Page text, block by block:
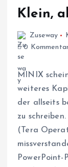
Klein,
Zuseway
0
MINIX
weiteres
der allseits
zu
(Tera
PowerPoint-